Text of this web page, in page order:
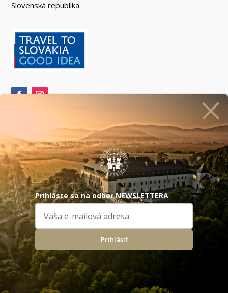
Slovenská republika
Prihlásiť sa na odber newslettera
Našipartneri
Všeobecné obchodné podmienky |
Prihláste sa na odber NEWSLETTERA
Prihlásiť